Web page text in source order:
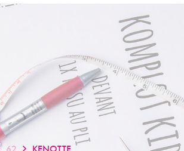
62 KENOTTE